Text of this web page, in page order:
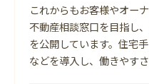
これからもお客様やオー
不動産相談窓口を目指し
を公開しています。住宅
などを導入し、働きやす